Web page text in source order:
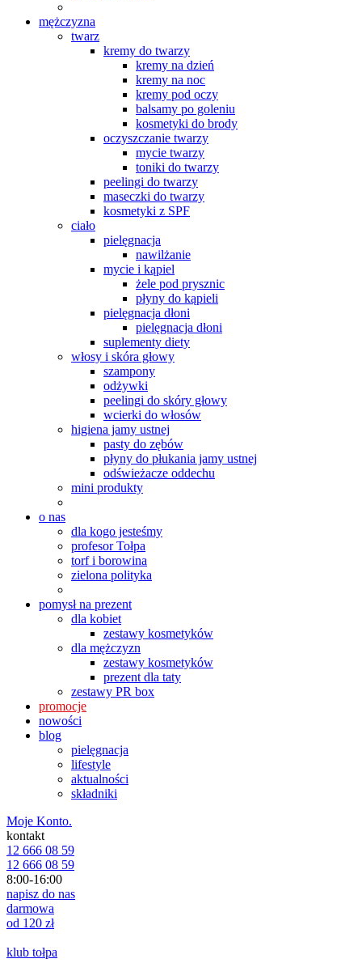
mężczyzna
twarz
kremy do twarzy
kremy na dzień
kremy na noc
kremy pod oczy
balsamy po goleniu
kosmetyki do brody
oczyszczanie twarzy
mycie twarzy
toniki do twarzy
peelingi do twarzy
maseczki do twarzy
kosmetyki z SPF
ciało
pielęgnacja
nawilżanie
mycie i kąpiel
żele pod prysznic
płyny do kąpieli
pielęgnacja dłoni
pielęgnacja dłoni
suplementy diety
włosy i skóra głowy
szampony
odżywki
peelingi do skóry głowy
wcierki do włosów
higiena jamy ustnej
pasty do zębów
płyny do płukania jamy ustnej
odświeżacze oddechu
mini produkty
o nas
dla kogo jesteśmy
profesor Tołpa
torf i borowina
zielona polityka
pomysł na prezent
dla kobiet
zestawy kosmetyków
dla mężczyzn
zestawy kosmetyków
prezent dla taty
zestawy PR box
promocje
nowości
blog
pielęgnacja
lifestyle
aktualności
składniki
Moje Konto.
kontakt
12 666 08 59
12 666 08 59
8:00-16:00
napisz do nas
darmowa
od 120 zł
klub tołpa